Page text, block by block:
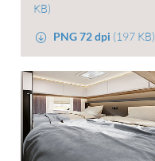
KB)
PNG 72 dpi (197 KB)